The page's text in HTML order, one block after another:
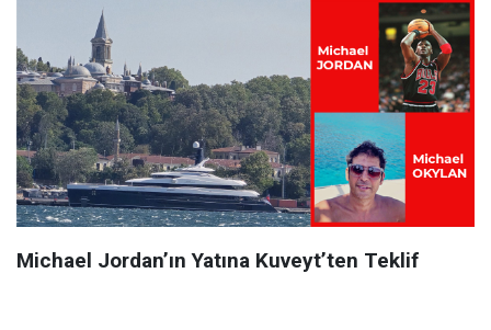
Michael Jordan’ın Yatına Kuveyt’ten Teklif